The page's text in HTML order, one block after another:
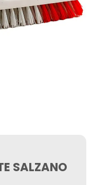
SALZANO